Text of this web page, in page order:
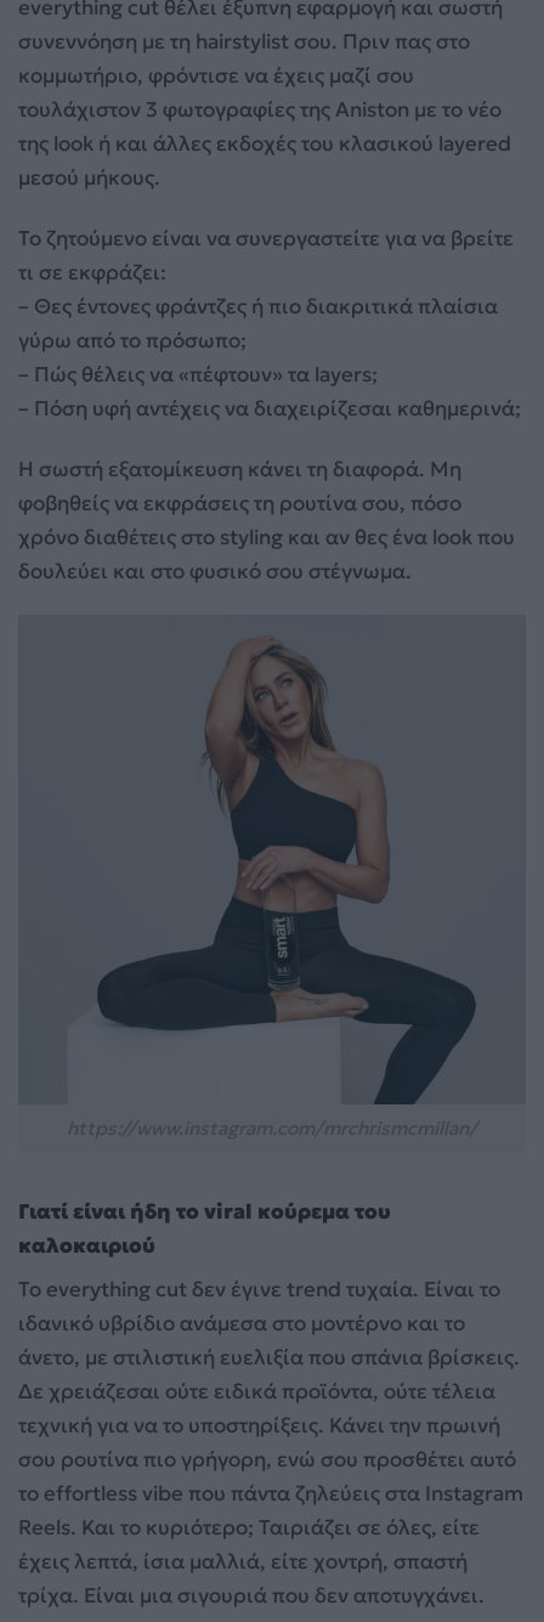
everything cut θέλει έξυπνη εφαρμογή και σωστή
συνεννόηση με τη hairstylist σου. Πριν πας στο
κομμωτήριο, φρόντισε να έχεις μαζί σου
τουλάχιστον 3 φωτογραφίες της Aniston με το νέο
της look ή και άλλες εκδοχές του κλασικού layered
μεσού μήκους.
Το ζητούμενο είναι να συνεργαστείτε για να βρείτε
τι σε εκφράζει:
– Θες έντονες φράντζες ή πιο διακριτικά πλαίσια
γύρω από το πρόσωπο;
– Πώς θέλεις να «πέφτουν» τα layers;
– Πόση υφή αντέχεις να διαχειρίζεσαι καθημερινά;
Η σωστή εξατομίκευση κάνει τη διαφορά. Μη
φοβηθείς να εκφράσεις τη ρουτίνα σου, πόσο
χρόνο διαθέτεις στο styling και αν θες ένα look που
δουλεύει και στο φυσικό σου στέγνωμα.
Γιατί είναι ήδη το viral κούρεμα του
καλοκαιριού
Το everything cut δεν έγινε trend τυχαία. Είναι το
ιδανικό υβρίδιο ανάμεσα στο μοντέρνο και το
άνετο, με στιλιστική ευελιξία που σπάνια βρίσκεις.
Δε χρειάζεσαι ούτε ειδικά προϊόντα, ούτε τέλεια
τεχνική για να το υποστηρίξεις. Κάνει την πρωινή
σου ρουτίνα πιο γρήγορη, ενώ σου προσθέτει αυτό
το effortless vibe που πάντα ζηλεύεις στα Instagram
Reels. Και το κυριότερο; Ταιριάζει σε όλες, είτε
έχεις λεπτά, ίσια μαλλιά, είτε χοντρή, σπαστή
τρίχα. Είναι μια σιγουριά που δεν αποτυγχάνει.